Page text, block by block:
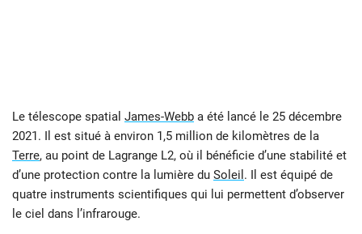
Le télescope spatial James-Webb a été lancé le 25 décembre
2021. Il est situé à environ 1,5 million de kilomètres de la
Terre, au point de Lagrange L2, où il bénéficie d’une stabilité et
d’une protection contre la lumière du Soleil . Il est équipé de
quatre instruments scientifiques qui lui permettent d’observer
le ciel dans l’infrarouge.